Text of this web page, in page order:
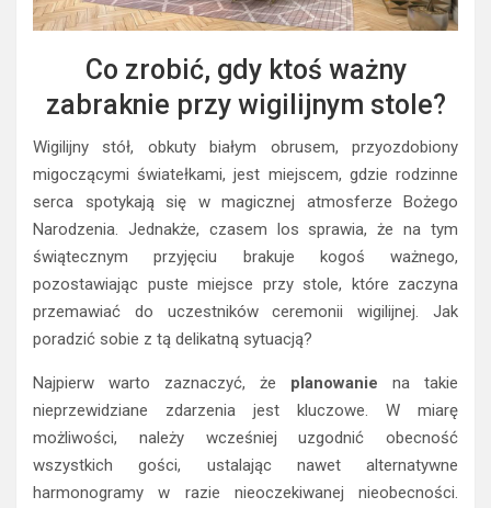
Co zrobić, gdy ktoś ważny
zabraknie przy wigilijnym stole?
Wigilijny stół, obkuty białym obrusem, przyozdobiony
migoczącymi światełkami, jest miejscem, gdzie rodzinne
serca spotykają się w magicznej atmosferze Bożego
Narodzenia. Jednakże, czasem los sprawia, że na tym
świątecznym przyjęciu brakuje kogoś ważnego,
pozostawiając puste miejsce przy stole, które zaczyna
przemawiać do uczestników ceremonii wigilijnej. Jak
poradzić sobie z tą delikatną sytuacją?
Najpierw warto zaznaczyć, że planowanie na takie
nieprzewidziane zdarzenia jest kluczowe. W miarę
możliwości, należy wcześniej uzgodnić obecność
wszystkich gości, ustalając nawet alternatywne
harmonogramy w razie nieoczekiwanej nieobecności.